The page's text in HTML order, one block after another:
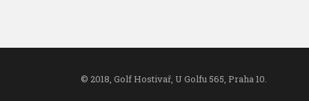
© 2018, Golf Hostivař, U Golfu 565, Praha 10.